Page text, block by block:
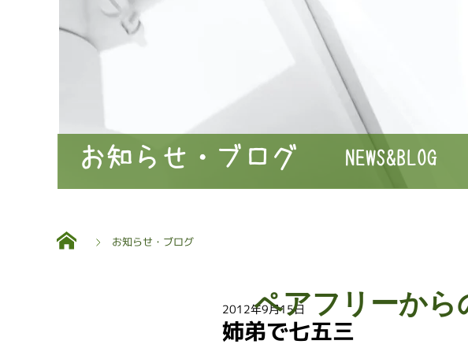
NEWS&BLOG
お知らせ・ブログ
お知らせ・ブログ
姉弟で七五三
2012年9月15日
ペアフリーから